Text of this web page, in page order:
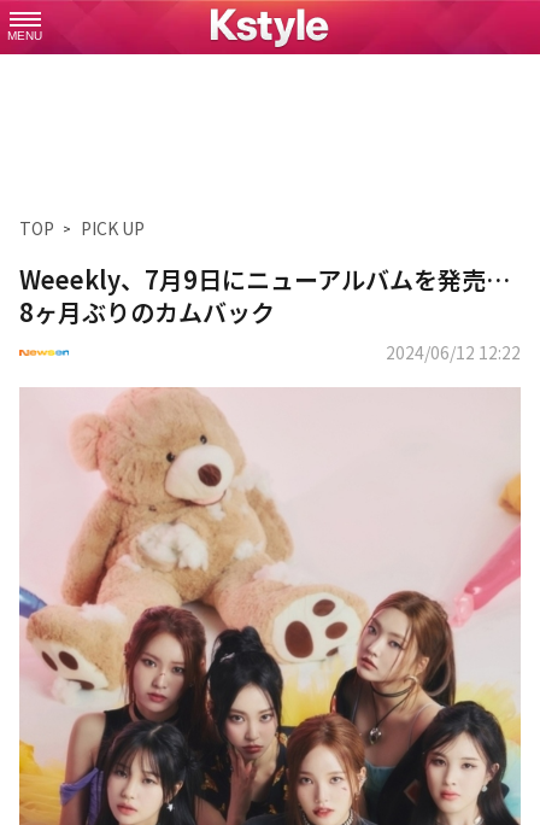
MENU
TOP PICK UP
Weeekly、7月9日にニューアルバムを発売…
8ヶ月ぶりのカムバック
2024/06/12 12:22